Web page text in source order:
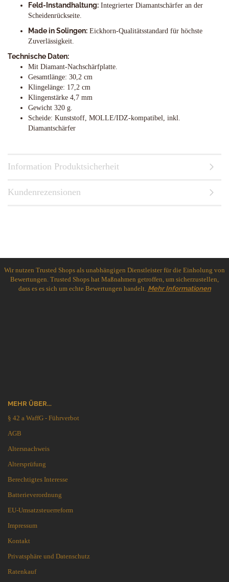
Feld-Instandhaltung: Integrierter Diamantschärfer an der
Scheidenrückseite.
Made in Solingen: Eickhorn-Qualitätsstandard für höchste
Zuverlässigkeit.
Technische Daten:
Mit Diamant-Nachschärfplatte.
Gesamtlänge: 30,2 cm
Klingelänge: 17,2 cm
Klingenstärke 4,7 mm
Gewicht 320 g.
Scheide: Kunststoff, MOLLE/IDZ-kompatibel, inkl.
Diamantschärfer
Information Produktsicherheit
Kundenrezensionen
Wir nutzen Trusted Shops als unabhängigen Dienstleister für die Einholung von
Bewertungen. Trusted Shops hat Maßnahmen getroffen, um sicherzustellen,
dass es es sich um echte Bewertungen handelt. Mehr Informationen
MEHR ÜBER...
§ 42 a WaffG - Führverbot
AGB
Altersnachweis
Altersprüfung
Berechtigtes Interesse
Batterieverordnung
EU-Umsatzsteuerreform
Impressum
Kontakt
Privatsphäre und Datenschutz
Ratenkauf